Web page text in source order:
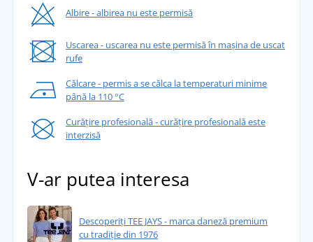
Albire - albirea nu este permisă
Uscarea - uscarea nu este permisă în mașina de uscat
rufe
Călcare - permis a se călca la temperaturi minime
până la 110 °C
Curățire profesională - curățire profesională este
interzisă
V-ar putea interesa
Descoperiți TEE JAYS - marca daneză premium
cu tradiție din 1976